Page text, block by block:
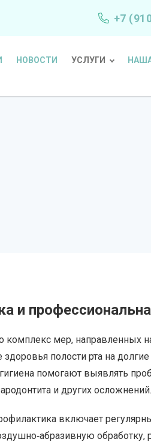
+7
НОВОСТИ УСЛУГИ
и
комплекс мер, направленных
здоровья полости рта на
помогают выявлять
и других осложнений.
включает